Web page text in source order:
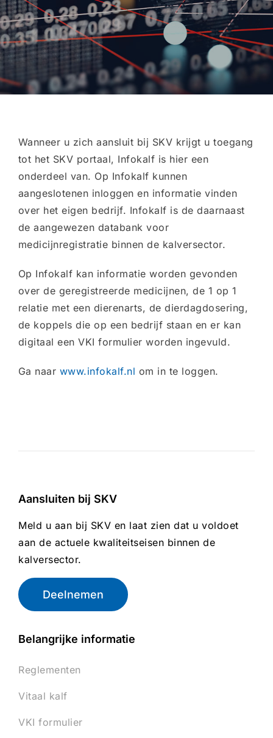
Wanneer u zich aansluit bij SKV krijgt u toegang
tot het SKV portaal, Infokalf is hier een
onderdeel van. Op Infokalf kunnen
aangeslotenen inloggen en informatie vinden
over het eigen bedrijf. Infokalf is de daarnaast
de aangewezen databank voor
medicijnregistratie binnen de kalversector.
Op Infokalf kan informatie worden gevonden
over de geregistreerde medicijnen, de 1 op 1
relatie met een dierenarts, de dierdagdosering,
de koppels die op een bedrijf staan en er kan
digitaal een VKI formulier worden ingevuld.
Ga naar www.infokalf.nl om in te loggen.
Aansluiten bij SKV
Meld u aan bij SKV en laat zien dat u voldoet
aan de actuele kwaliteitseisen binnen de
kalversector.
Deelnemen
Belangrijke informatie
Reglementen
Vitaal kalf
VKI formulier